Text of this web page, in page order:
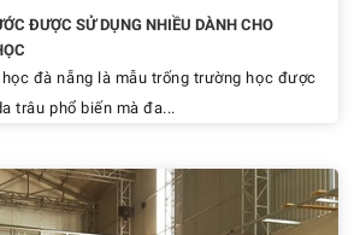
ĐƯỢC SỬ DỤNG NHIỀU DÀNH CHO
đà nẵng là mẫu trống trường học được
trâu phổ biến mà đa...